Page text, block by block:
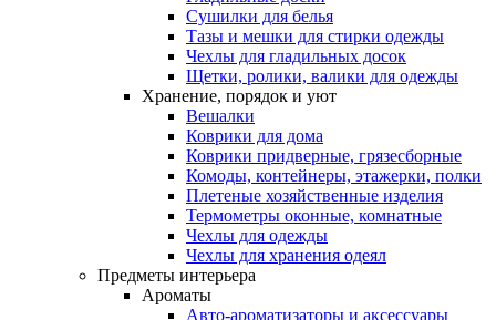
Сушилки для белья
Тазы и мешки для стирки одежды
Чехлы для гладильных досок
Щетки, ролики, валики для одежды
Хранение, порядок и уют
Вешалки
Коврики для дома
Коврики придверные, грязесборные
Комоды, контейнеры, этажерки, полки
Плетеные хозяйственные изделия
Термометры оконные, комнатные
Чехлы для одежды
Чехлы для хранения одеял
Предметы интерьера
Ароматы
Авто-ароматизаторы и аксессуары